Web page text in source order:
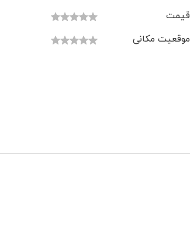
قیمت
موقعیت مکانی